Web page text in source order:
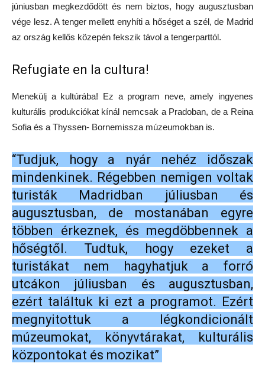
júniusban megkezdődött és nem biztos, hogy augusztusban
vége lesz. A tenger mellett enyhíti a hőséget a szél, de Madrid
az ország kellős közepén fekszik távol a tengerparttól.
Refugiate en la cultura!
Menekülj a kultúrába! Ez a program neve, amely ingyenes
kulturális produkciókat kínál nemcsak a Pradoban, de a Reina
Sofia és a Thyssen- Bornemissza múzeumokban is.
“Tudjuk, hogy a nyár nehéz időszak
mindenkinek. Régebben nemigen voltak
turisták Madridban júliusban és
augusztusban, de mostanában egyre
többen érkeznek, és megdöbbennek a
hőségtől. Tudtuk, hogy ezeket a
turistákat nem hagyhatjuk a forró
utcákon júliusban és augusztusban,
ezért találtuk ki ezt a programot. Ezért
megnyitottuk a légkondicionált
múzeumokat, könyvtárakat, kulturális
központokat és mozikat”